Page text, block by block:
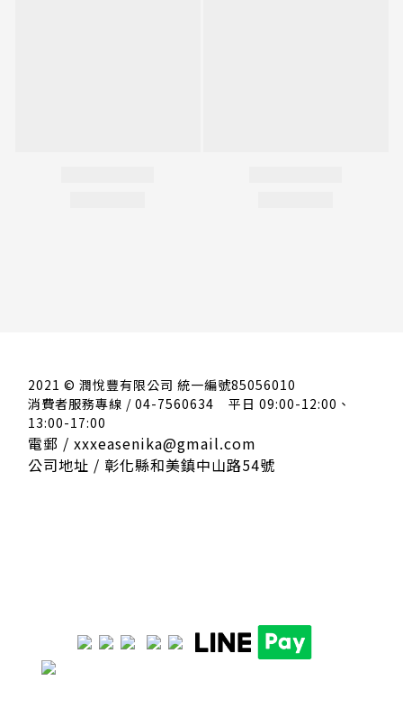
2021 © 潤悅豐有限公司 統一編號85056010
消費者服務專線 / 04-7560634 平日 09:00-12:00、
13:00-17:00
電郵 / xxxeasenika@gmail.com
公司地址 / 彰化縣和美鎮中山路54號